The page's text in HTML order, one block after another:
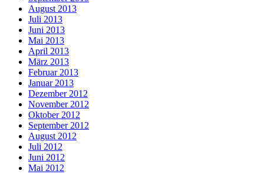
August 2013
Juli 2013
Juni 2013
Mai 2013
April 2013
März 2013
Februar 2013
Januar 2013
Dezember 2012
November 2012
Oktober 2012
September 2012
August 2012
Juli 2012
Juni 2012
Mai 2012